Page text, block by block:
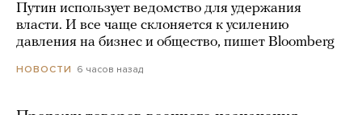
Путин использует ведомство для удержания
власти. И все чаще склоняется к усилению
давления на бизнес и общество, пишет Bloomberg
НОВОСТИ 6 часов назад